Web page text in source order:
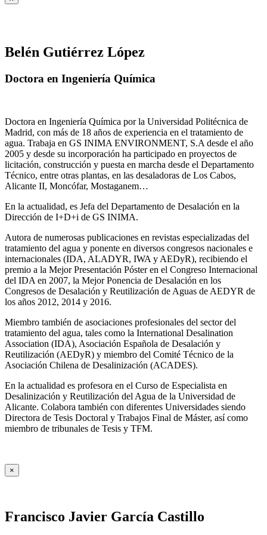
Belén Gutiérrez López
Doctora en Ingeniería Química
Doctora en Ingeniería Química por la Universidad Politécnica de
Madrid, con más de 18 años de experiencia en el tratamiento de
agua. Trabaja en GS INIMA ENVIRONMENT, S.A desde el año
2005 y desde su incorporación ha participado en proyectos de
licitación, construcción y puesta en marcha desde el Departamento
Técnico, entre otras plantas, en las desaladoras de Los Cabos,
Alicante II, Moncófar, Mostaganem…
En la actualidad, es Jefa del Departamento de Desalación en la
Dirección de I+D+i de GS INIMA.
Autora de numerosas publicaciones en revistas especializadas del
tratamiento del agua y ponente en diversos congresos nacionales e
internacionales (IDA, ALADYR, IWA y AEDyR), recibiendo el
premio a la Mejor Presentación Póster en el Congreso Internacional
del IDA en 2007, la Mejor Ponencia de Desalación en los
Congresos de Desalación y Reutilización de Aguas de AEDYR de
los años 2012, 2014 y 2016.
Miembro también de asociaciones profesionales del sector del
tratamiento del agua, tales como la International Desalination
Association (IDA), Asociación Española de Desalación y
Reutilización (AEDyR) y miembro del Comité Técnico de la
Asociación Chilena de Desalinización (ACADES).
En la actualidad es profesora en el Curso de Especialista en
Desalinización y Reutilización del Agua de la Universidad de
Alicante. Colabora también con diferentes Universidades siendo
Directora de Tesis Doctoral y Trabajos Final de Máster, así como
miembro de tribunales de Tesis y TFM.
×
Francisco Javier García Castillo